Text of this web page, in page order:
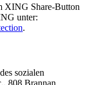
XING Share-Button
unter:
.
sozialen